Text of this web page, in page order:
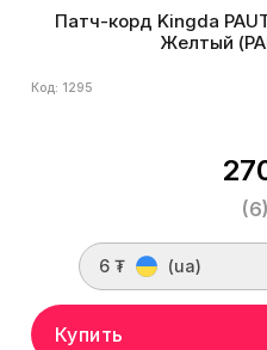
Патч-корд Kingda
Желтый
Код: 1295
(6)
6 ₮ (ua)
Купить